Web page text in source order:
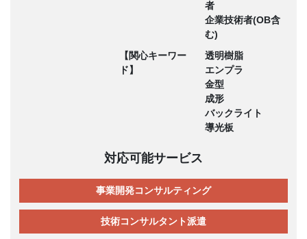
者
企業技術者(OB含
む)
【関心キーワー
ド】
透明樹脂
エンプラ
金型
成形
バックライト
導光板
対応可能サービス
事業開発コンサルティング
技術コンサルタント派遣